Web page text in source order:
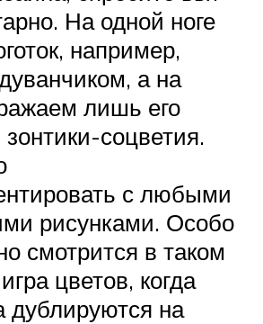
На одной ноге
например,
а на
лишь его
соцветия.
с любыми
рисунками. Особо
смотрится в таком
цветов, когда
дублируются на